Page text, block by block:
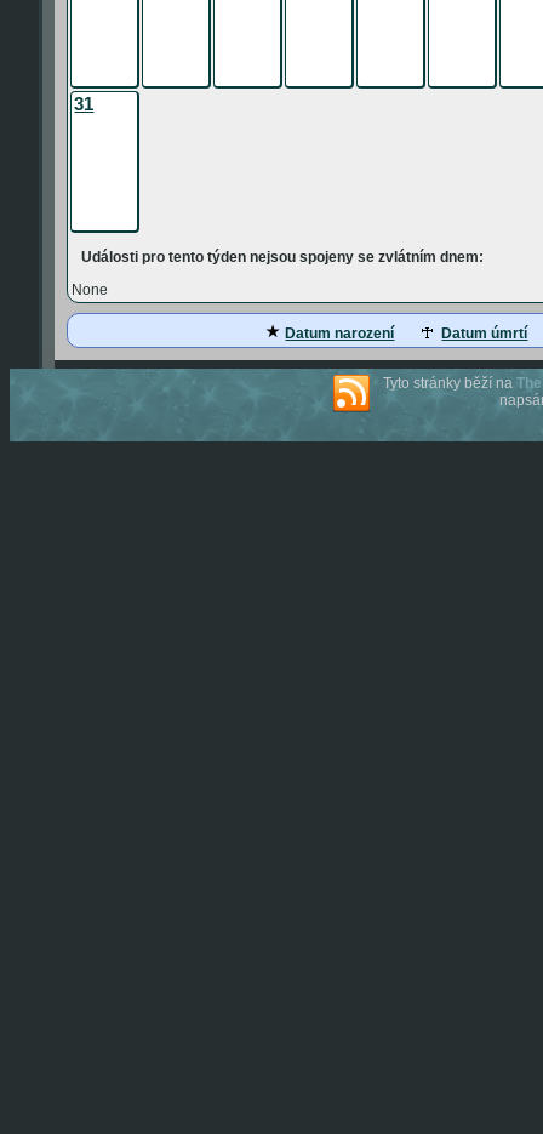
31
Události pro tento týden nejsou spojeny se zvlátním dnem:
None
Datum narození Datum úmrtí
Tyto stránky běží na